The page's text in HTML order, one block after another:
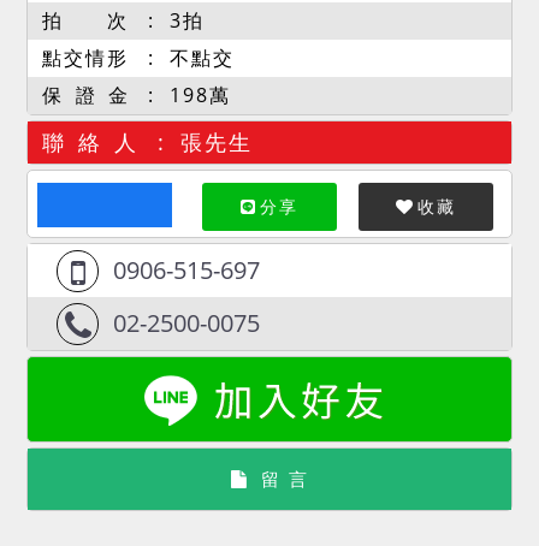
拍 次
3拍
點交情形
不點交
保 證 金
198萬
聯 絡 人 張先生
分享 收藏
0906-515-697
02-2500-0075
留 言